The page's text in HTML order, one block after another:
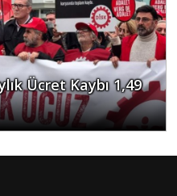
Ücret Kaybı 1,49